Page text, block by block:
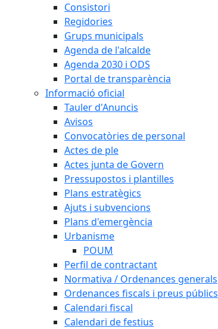
Consistori
Regidories
Grups municipals
Agenda de l'alcalde
Agenda 2030 i ODS
Portal de transparència
Informació oficial
Tauler d'Anuncis
Avisos
Convocatòries de personal
Actes de ple
Actes junta de Govern
Pressupostos i plantilles
Plans estratègics
Ajuts i subvencions
Plans d'emergència
Urbanisme
POUM
Perfil de contractant
Normativa / Ordenances generals
Ordenances fiscals i preus públics
Calendari fiscal
Calendari de festius